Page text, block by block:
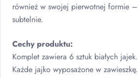
również w swojej pierwotnej formie
subtelnie.
Cechy produktu:
Komplet zawiera 6 sztuk białych jajek.
Każde jajko wyposażone w zawieszkę.